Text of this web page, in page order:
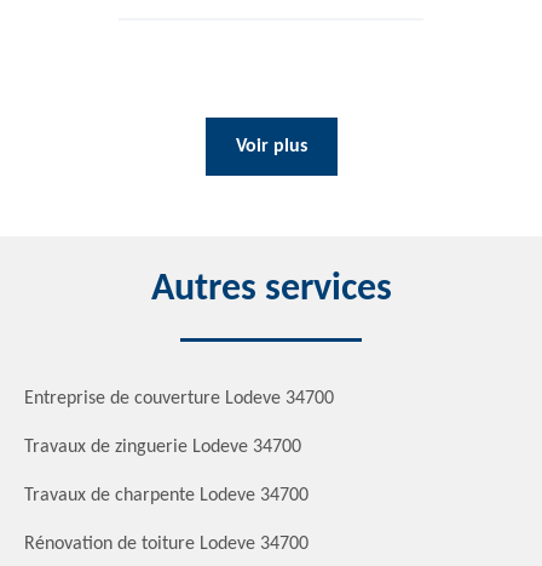
Voir plus
Autres services
Entreprise de couverture Lodeve 34700
Travaux de zinguerie Lodeve 34700
Travaux de charpente Lodeve 34700
Rénovation de toiture Lodeve 34700